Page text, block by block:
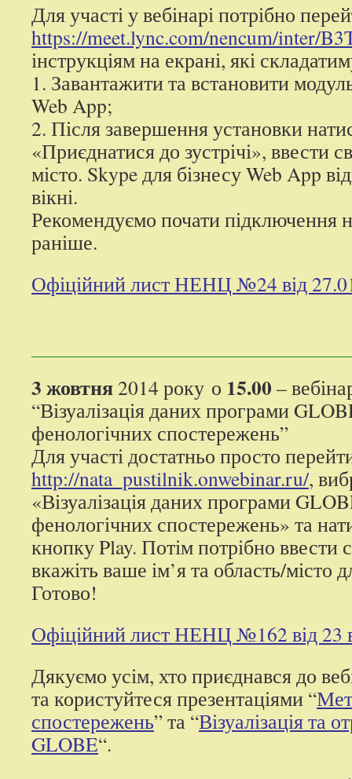
Для участі у вебінарі потрібно
https://meet.lync.com/nencum/inter/
інструкціям на екрані, які
1. Завантажити та встановити
Web App;
2. Після завершення установки
«Приєднатися до зустрічі», ввести
місто. Skype для бізнесу Web App
вікні.
Рекомендуємо почати підключення
раніше.
Офіційний лист НЕНЦ №24 від
3 жовтня 2014 року о 15.00 –
“Візуалізація даних програми
фенологічних спостережень”
Для участі достатньо просто
http://nata_pustilnik.onwebinar.ru/,
«Візуалізація даних програми
фенологічних спостережень» та
кнопку Play. Потім потрібно ввести
вкажіть ваше ім’я та область/місто
Готово!
Офіційний лист НЕНЦ №162 від 23
Дякуємо усім, хто приєднався до
та користуйтеся презентаціями “
спостережень” та “Візуалізація та
GLOBE“.